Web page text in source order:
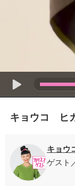
キョウコ ヒ
キョウ
ゲスト